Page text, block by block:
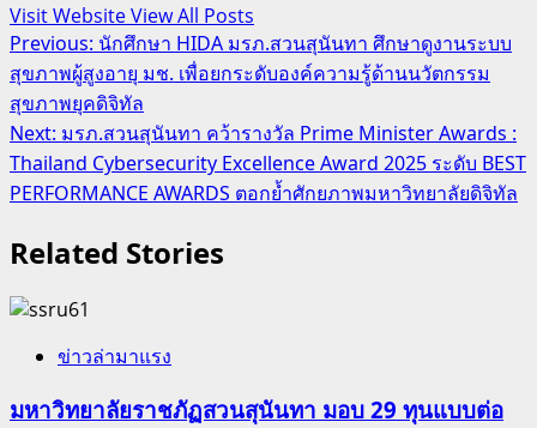
Visit WebsiteView All Posts
Post
navigation
Previous: นักศึกษา HIDA มรภ.สวนสุนันทา ศึกษาดูงานระบบ
สุขภาพผู้สูงอายุ มช. เพื่อยกระดับองค์ความรู้ด้านนวัตกรรม
สุขภาพยุคดิจิทัล
Next: มรภ.สวนสุนันทา คว้ารางวัล Prime Minister Awards :
Thailand Cybersecurity Excellence Award 2025 ระดับ BEST
PERFORMANCE AWARDS ตอกย้ำศักยภาพมหาวิทยาลัยดิจิทัล
Related Stories
ข่าวล่ามาแรง
มหาวิทยาลัยราชภัฏสวนสุนันทา มอบ 29 ทุนแบบต่อ